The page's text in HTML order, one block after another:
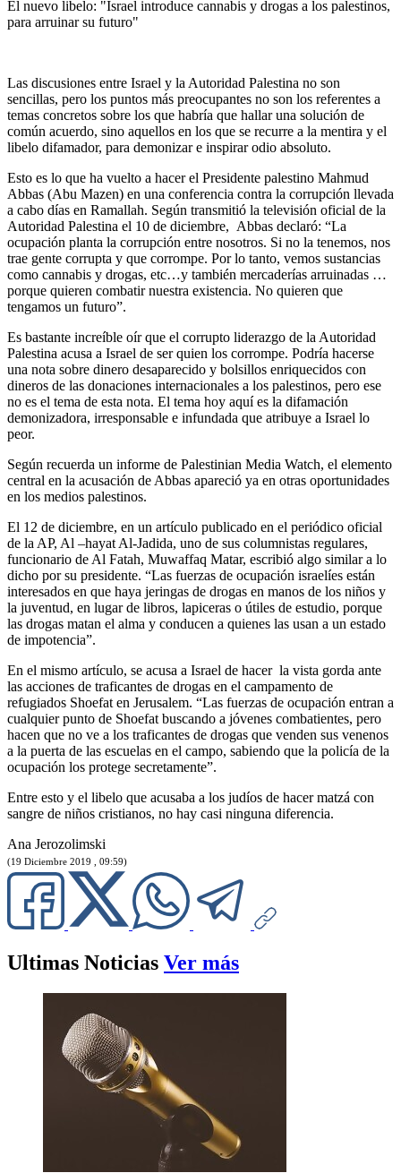
El nuevo libelo: "Israel introduce cannabis y drogas a los palestinos,
para arruinar su futuro"
Las discusiones entre Israel y la Autoridad Palestina no son
sencillas, pero los puntos más preocupantes no son los referentes a
temas concretos sobre los que habría que hallar una solución de
común acuerdo, sino aquellos en los que se recurre a la mentira y el
libelo difamador, para demonizar e inspirar odio absoluto.
Esto es lo que ha vuelto a hacer el Presidente palestino Mahmud
Abbas (Abu Mazen) en una conferencia contra la corrupción llevada
a cabo días en Ramallah. Según transmitió la televisión oficial de la
Autoridad Palestina el 10 de diciembre, Abbas declaró: “La
ocupación planta la corrupción entre nosotros. Si no la tenemos, nos
trae gente corrupta y que corrompe. Por lo tanto, vemos sustancias
como cannabis y drogas, etc…y también mercaderías arruinadas …
porque quieren combatir nuestra existencia. No quieren que
tengamos un futuro”.
Es bastante increíble oír que el corrupto liderazgo de la Autoridad
Palestina acusa a Israel de ser quien los corrompe. Podría hacerse
una nota sobre dinero desaparecido y bolsillos enriquecidos con
dineros de las donaciones internacionales a los palestinos, pero ese
no es el tema de esta nota. El tema hoy aquí es la difamación
demonizadora, irresponsable e infundada que atribuye a Israel lo
peor.
Según recuerda un informe de Palestinian Media Watch, el elemento
central en la acusación de Abbas apareció ya en otras oportunidades
en los medios palestinos.
El 12 de diciembre, en un artículo publicado en el periódico oficial
de la AP, Al –hayat Al-Jadida, uno de sus columnistas regulares,
funcionario de Al Fatah, Muwaffaq Matar, escribió algo similar a lo
dicho por su presidente. “Las fuerzas de ocupación israelíes están
interesados en que haya jeringas de drogas en manos de los niños y
la juventud, en lugar de libros, lapiceras o útiles de estudio, porque
las drogas matan el alma y conducen a quienes las usan a un estado
de impotencia”.
En el mismo artículo, se acusa a Israel de hacer la vista gorda ante
las acciones de traficantes de drogas en el campamento de
refugiados Shoefat en Jerusalem. “Las fuerzas de ocupación entran a
cualquier punto de Shoefat buscando a jóvenes combatientes, pero
hacen que no ve a los traficantes de drogas que venden sus venenos
a la puerta de las escuelas en el campo, sabiendo que la policía de la
ocupación los protege secretamente”.
Entre esto y el libelo que acusaba a los judíos de hacer matzá con
sangre de niños cristianos, no hay casi ninguna diferencia.
Ana Jerozolimski
(19 Diciembre 2019 , 09:59)
Ultimas Noticias Ver más